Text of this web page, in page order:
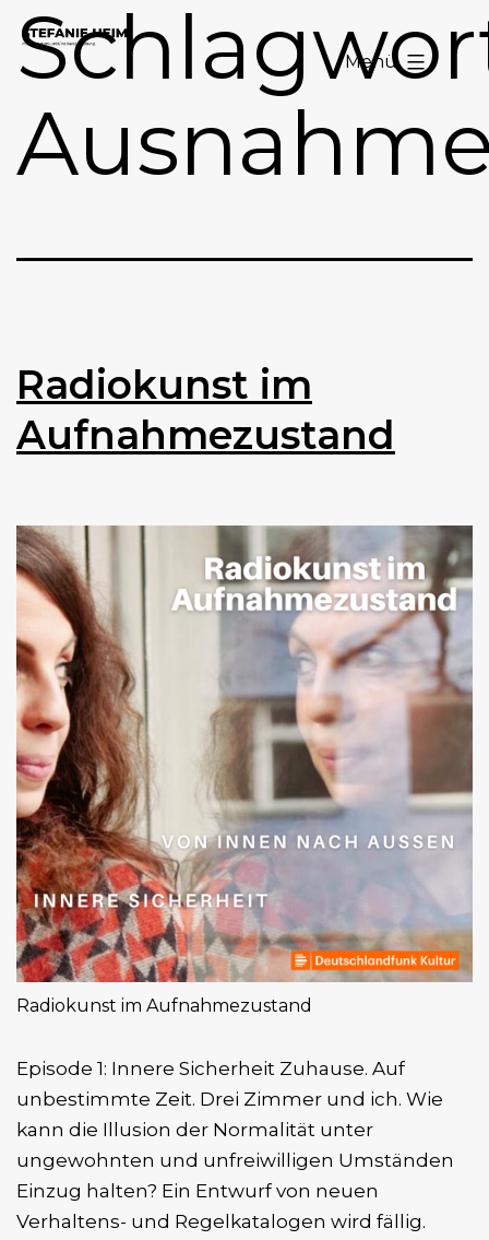
Zum
Inhalt
Stefanie
Heim
Menü
Radiokunst im
Aufnahmezustand
Radiokunst im Aufnahmezustand
Episode 1: Innere Sicherheit Zuhause. Auf
unbestimmte Zeit. Drei Zimmer und ich. Wie
kann die Illusion der Normalität unter
ungewohnten und unfreiwilligen Umständen
Einzug halten? Ein Entwurf von neuen
Verhaltens- und Regelkatalogen wird fällig.